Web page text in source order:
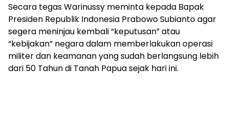
Secara tegas Warinussy meminta kepada Bapak
Presiden Republik Indonesia Prabowo Subianto agar
segera meninjau kembali “keputusan” atau
“kebijakan” negara dalam memberlakukan operasi
militer dan keamanan yang sudah berlangsung lebih
dari 50 Tahun di Tanah Papua sejak hari ini.